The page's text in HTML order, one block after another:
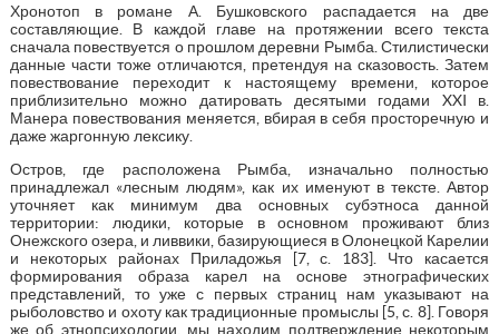
Хронотоп в романе А. Бушковского распадается на две
составляющие. В каждой главе на протяжении всего текста
сначала повествуется о прошлом деревни Рымба. Стилистически
данные части тоже отличаются, претендуя на сказовость. Затем
повествование переходит к настоящему времени, которое
приблизительно можно датировать десятыми годами XXI в.
Манера повествования меняется, вбирая в себя просторечную и
даже жаргонную лексику.
Остров, где расположена Рымба, изначально полностью
принадлежал «лесным людям», как их именуют в тексте. Автор
уточняет как минимум два основных субэтноса данной
территории: людики, которые в основном проживают близ
Онежского озера, и ливвики, базирующиеся в Олонецкой Карелии
и некоторых районах Приладожья [7, с. 183]. Что касается
формирования образа карел на основе этнографических
представлений, то уже с первых страниц нам указывают на
рыболовство и охоту как традиционные промыслы [5, с. 8]. Говоря
же об этнопсихологии, мы находим подтверждение некоторым